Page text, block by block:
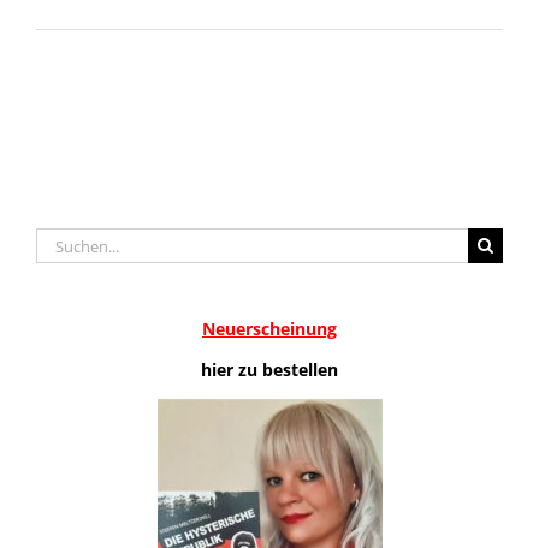
Suche
nach:
Neuerscheinung
hier zu bestellen